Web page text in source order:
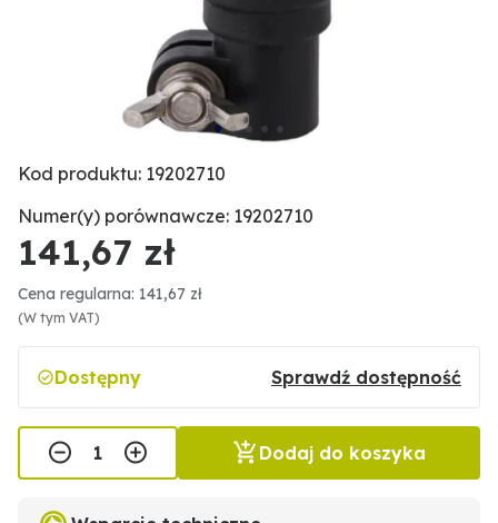
Kod produktu: 19202710
Numer(y) porównawcze: 19202710
141,67 zł
Cena regularna: 141,67 zł
(W tym VAT)
Dostępny Sprawdź dostępność
Dodaj do koszyka